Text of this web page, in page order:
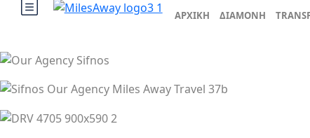
ΑΡΧΙΚΗ ΔΙΑΜΟΝΗ